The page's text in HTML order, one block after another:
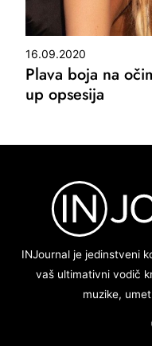
16.09.2020
Plava boja na
up opsesija
INJournal je jedinstveni
vaš ultimativni vodič
muzike,